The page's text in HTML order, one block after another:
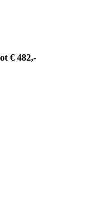
€ 482,-